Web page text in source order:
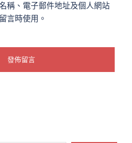
稱、電子郵件地址及個人網站
言時使用。